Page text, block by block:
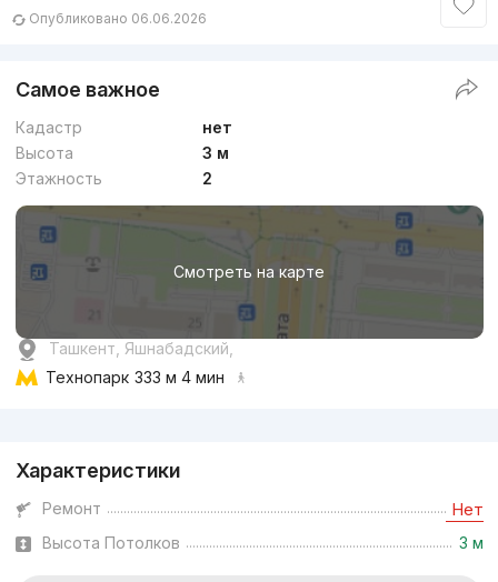
Опубликовано 06.06.2026
Самое важное
Кадастр
нет
Высота
3 м
Этажность
2
Смотреть на карте
Ташкент, Яшнабадский,
Технопарк 333 м 4 мин
Характеристики
Ремонт Нет
Высота Потолков 3 м